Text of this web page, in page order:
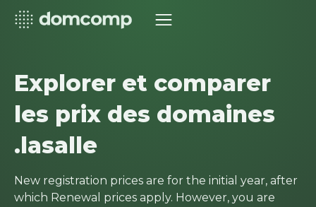
Explorer et comparer
les prix des domaines
.lasalle
New registration prices are for the initial year, after
which Renewal prices apply. However, you are